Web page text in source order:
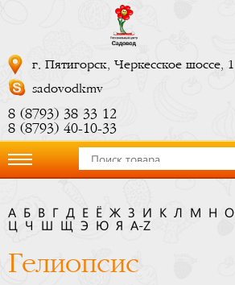
г. Пятигорск, Черкесское шоссе, 1
sadovodkmv
8 (8793) 38 33 12
8 (8793) 40-10-33
компании
Новости
А Б В Г Д Е Ё Ж З И К Л М Н О
Ч Э Ю Я A-Z
Гелиопсис